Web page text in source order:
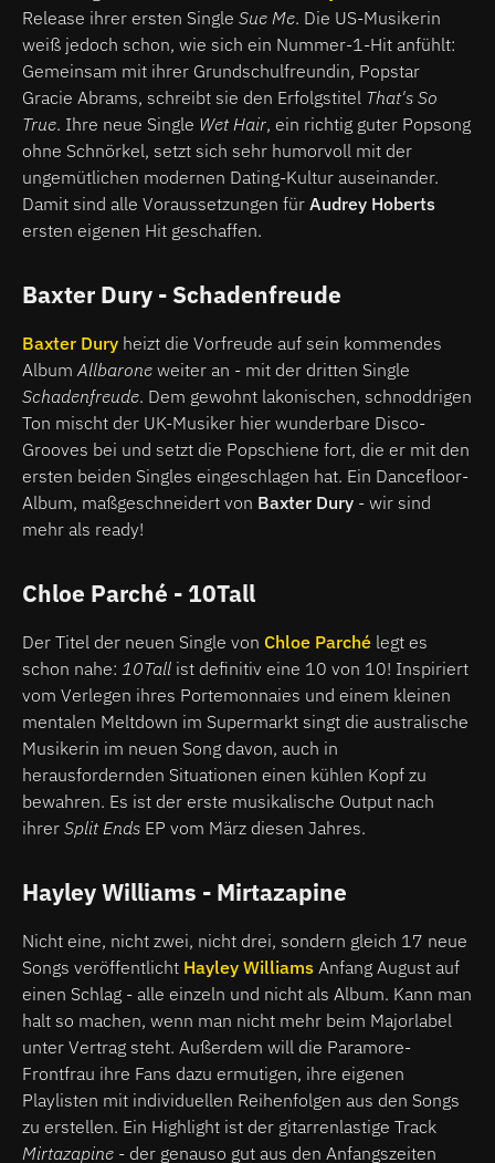
Release ihrer ersten Single Sue Me. Die US-Musikerin
weiß jedoch schon, wie sich ein Nummer-1-Hit anfühlt:
Gemeinsam mit ihrer Grundschulfreundin, Popstar
Gracie Abrams, schreibt sie den Erfolgstitel That's So
True. Ihre neue Single Wet Hair, ein richtig guter Popsong
ohne Schnörkel, setzt sich sehr humorvoll mit der
ungemütlichen modernen Dating-Kultur auseinander.
Damit sind alle Voraussetzungen für Audrey Hoberts
ersten eigenen Hit geschaffen.
Baxter Dury - Schadenfreude
Baxter Dury heizt die Vorfreude auf sein kommendes
AlbumAllbarone weiter an - mit der dritten Single
Schadenfreude. Dem gewohnt lakonischen, schnoddrigen
Ton mischt der UK-Musiker hier wunderbare Disco-
Grooves bei und setzt die Popschiene fort, die er mit den
ersten beiden Singles eingeschlagen hat. Ein Dancefloor-
Album, maßgeschneidert von Baxter Dury - wir sind
mehr als ready!
Chloe Parché - 10Tall
Der Titel der neuen Single von Chloe Parché legt es
schon nahe: 10Tall ist definitiv eine 10 von 10! Inspiriert
vom Verlegen ihres Portemonnaies und einem kleinen
mentalen Meltdown im Supermarkt singt die australische
Musikerin im neuen Song davon, auch in
herausfordernden Situationen einen kühlen Kopf zu
bewahren. Es ist der erste musikalische Output nach
ihrer Split Ends EP vom März diesen Jahres.
Hayley Williams - Mirtazapine
Nicht eine, nicht zwei, nicht drei, sondern gleich 17 neue
Songs veröffentlicht Hayley Williams Anfang August auf
einen Schlag - alle einzeln und nicht als Album. Kann man
halt so machen, wenn man nicht mehr beim Majorlabel
unter Vertrag steht. Außerdem will die Paramore-
Frontfrau ihre Fans dazu ermutigen, ihre eigenen
Playlisten mit individuellen Reihenfolgen aus den Songs
zu erstellen. Ein Highlight ist der gitarrenlastige Track
Mirtazapine - der genauso gut aus den Anfangszeiten